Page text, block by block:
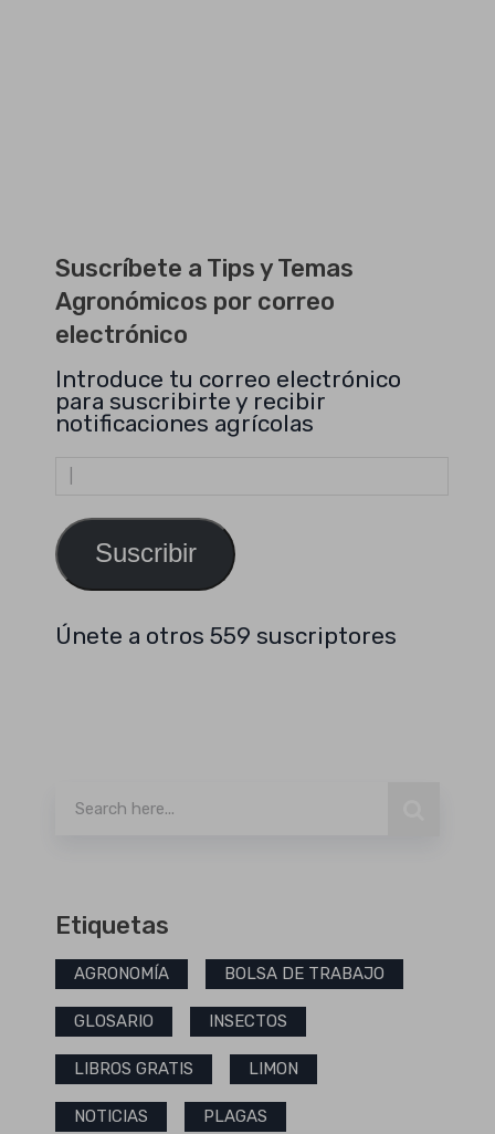
Suscríbete a Tips y Temas
Agronómicos por correo
electrónico
Introduce tu correo electrónico
para suscribirte y recibir
notificaciones agrícolas
Dirección
de
Suscribir
Únete a otros 559 suscriptores
Etiquetas
AGRONOMÍA BOLSA DE TRABAJO
GLOSARIO INSECTOS
LIBROS GRATIS LIMON
NOTICIAS PLAGAS